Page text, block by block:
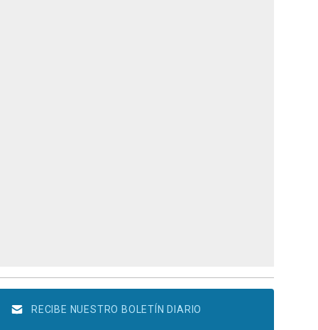
RECIBE NUESTRO BOLETÍN DIARIO